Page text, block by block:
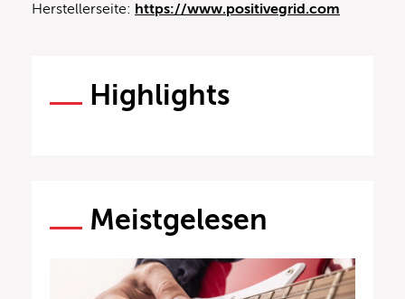
Herstellerseite: https://www.positivegrid.com
Highlights
Meistgelesen